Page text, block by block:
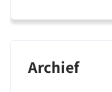
Archief